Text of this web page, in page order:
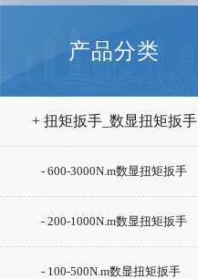
产品分类
+ 扭矩扳手_数显扭矩扳手
- 600-3000N.m数显扭矩扳手
- 200-1000N.m数显扭矩扳手
- 100-500N.m数显扭矩扳手